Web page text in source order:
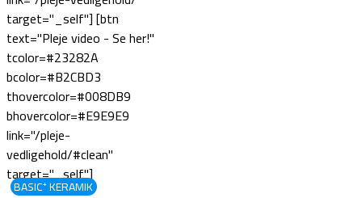
target="_self"] [btn
text="Pleje video - Se her!"
tcolor=#23282A
bcolor=#B2CBD3
thovercolor=#008DB9
bhovercolor=#E9E9E9
link="/pleje-
vedligehold/#clean"
target="_self"]
BASIC⁺ KERAMIK